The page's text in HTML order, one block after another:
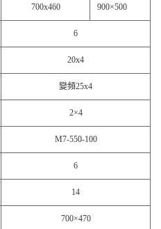
700x460 900×500
6
20x4
變頻25x4
2×4
M7-550-100
6
14
700×470